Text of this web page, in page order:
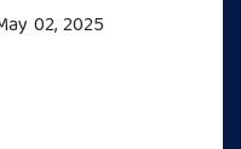
02, 2025